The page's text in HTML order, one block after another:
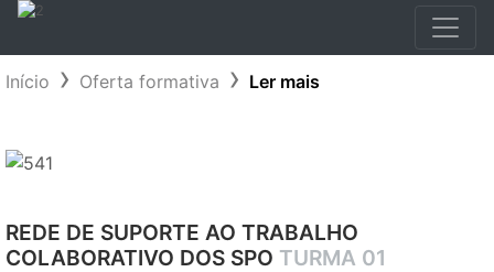
Início Oferta formativa Ler mais
REDE DE SUPORTE AO TRABALHO
COLABORATIVO DOS SPO TURMA 01